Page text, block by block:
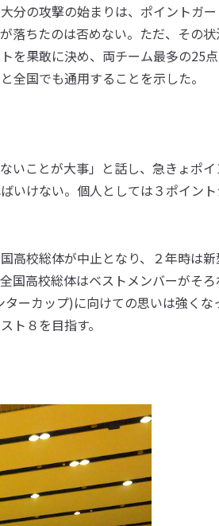
分の攻撃の始まりは、ポイントガ
落ちたのは否めない。ただ、その状
を果敢に決め、両チーム最多の25
全国でも通用することを示した。
いことが大事」と話し、急きょポイ
いけない。個人としては３ポイント
高校総体が中止となり、２年時は新
国高校総体はベストメンバーがそろ
ーカップ)に向けての思いは強くな
ト８を目指す。